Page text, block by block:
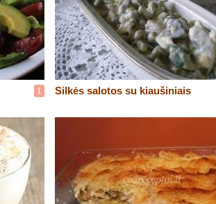
1 Silkės salotos su kiaušiniais